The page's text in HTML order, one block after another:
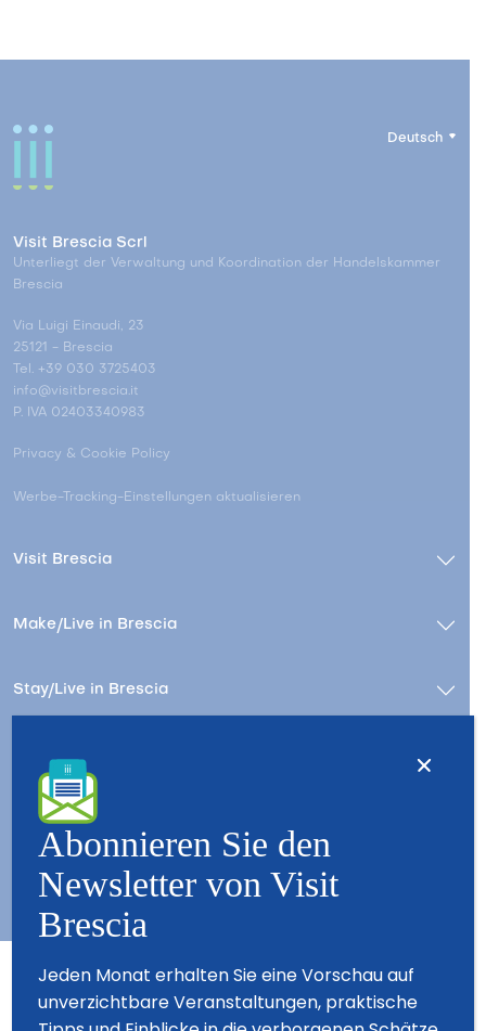
Deutsch
Visit Brescia Scrl
Unterliegt der Verwaltung und Koordination der Handelskammer
Brescia
Via Luigi Einaudi, 23
25121 - Brescia
Tel. +39 030 3725403
info@visitbrescia.it
P. IVA 02403340983
Privacy & Cookie Policy
Werbe-Tracking-Einstellungen aktualisieren
Visit Brescia
Make/Live in Brescia
Stay/Live in Brescia
KontactWer wir sind – Besuchen Sie Brescia
Copyright © 2026 - All Rights Reserved - Visit Brescia
Partner
Abonnieren Sie den
Newsletter von Visit
Brescia
Jeden Monat erhalten Sie eine Vorschau auf
unverzichtbare Veranstaltungen, praktische